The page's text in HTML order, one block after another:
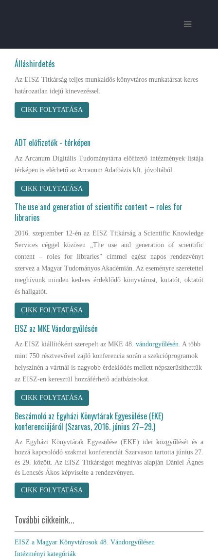
Álláshirdetés
Az EISZ Titkárság teljes munkaidős könyvtáros munkatársat keres
határozatlan idejű kinevezéssel.
CIKK FOLYTATÁSA
ADT előfizetők - térképen
Az Arcanum Digitális Tudománytárra előfizető intézmények listája
térképen is elérhető az Arcanum Adatbázis kft. jóvoltából.
CIKK FOLYTATÁSA
The use and generation of scientific content – roles for
libraries
2016. szeptember 12-én az EISZ Titkárság a Scientific Knowledge
Services céggel közösen „The use and generation of scientific
content – roles for libraries” címmel egész napos rendezvényt
szervez a Magyar Tudományos Akadémián. Az eseményre szeretettel
meghívunk minden kedves érdeklődő könyvtárost, kutatót, oktatót
és hallgatót.
CIKK FOLYTATÁSA
EISZ az MKE Vándorgyűlésén
Az EISZ kiállítóként szerepelt az MKE 48. vándorgyűlésén. A több
mint 750 résztvevővel zajló konferencia során a szekcióprogramok
helyszínén a vártnál is nagyobb érdeklődés mellett népszerűsíthettük
az EISZ-en keresztül hozzáférhető adatbázisokat.
CIKK FOLYTATÁSA
Beszámoló az Egyházi Könyvtárak Egyesülése (EKE)
konferenciájáról (Szarvas, 2016. június 27–29.)
Az Egyházi Könyvtárak Egyesülése (EKE) idei közgyűlését és a
hozzá kapcsolódó szakmai konferenciát Szarvason tartotta június 27.
és 29. között. Az EISZ Titkárságot meghívás alapján Dániel Ágnes
és Lencsés Ákos képviselte a rendezvényen.
CIKK FOLYTATÁSA
További cikkeink...
EISZ a Magyar Könyvtárosok 48. Vándorgyűlésen
Intézményi kategóriák